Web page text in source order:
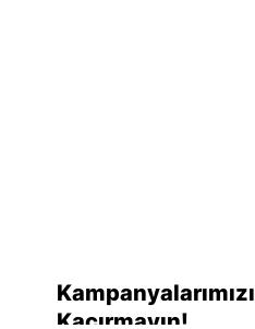
Kampanyalarımızı
Kaçırmayın!